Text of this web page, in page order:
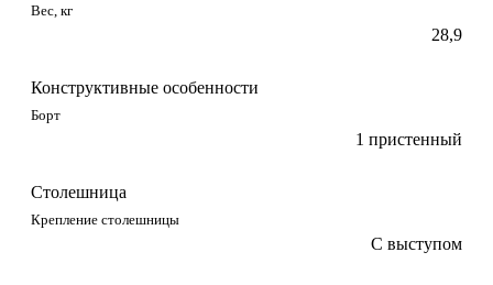
Вес, кг
28,9
Конструктивные особенности
Борт
1 пристенный
Столешница
Крепление столешницы
С выступом